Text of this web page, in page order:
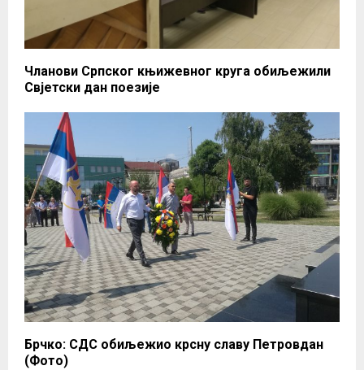
Чланови Српског књижевног круга обиљежили
Свјетски дан поезије
Брчко: СДС обиљежио крсну славу Петровдан
(Фото)